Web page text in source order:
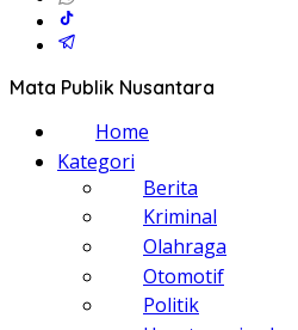
Mata Publik Nusantara
Home
Kategori
Berita
Kriminal
Olahraga
Otomotif
Politik